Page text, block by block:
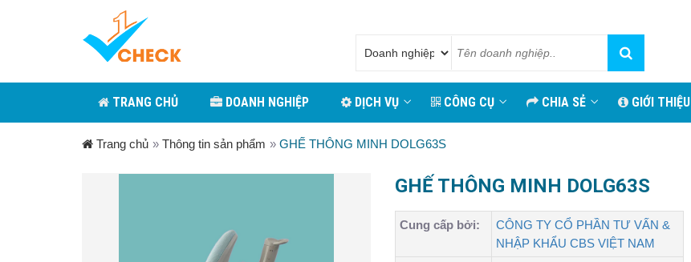
TRANG CHỦ DOANH NGHIỆP DỊCH VỤ CÔNG CỤ CHIA SẺ GIỚI THIỆU
Trang chủ » Thông tin sản phẩm » GHẾ THÔNG MINH DOLG63S
GHẾ THÔNG MINH DOLG63S
Cung cấp bởi:
CÔNG TY CỔ PHẦN TƯ VẤN &
NHẬP KHẨU CBS VIỆT NAM